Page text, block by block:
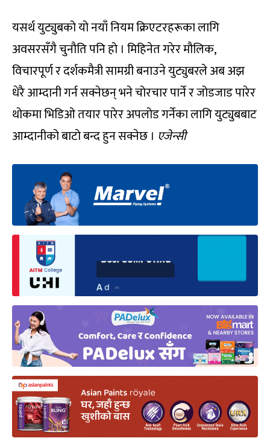
यसर्थ युट्युबको यो नयाँ नियम क्रिएटरहरूका लागि
अवसरसँगै चुनौति पनि हो । मिहिनेत गरेर मौलिक,
विचारपूर्ण र दर्शकमैत्री सामग्री बनाउने युट्युबरले अब अझ
धेरै आम्दानी गर्न सक्नेछन् भने चोरचार पार्ने र जोडजाड पारेर
थोकमा भिडिओ तयार पारेर अपलोड गर्नेका लागि युट्युबबाट
आम्दानीको बाटो बन्द हुन सक्नेछ । एजेन्सी